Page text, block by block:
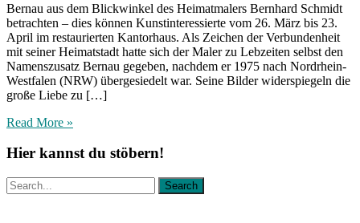
Bernau aus dem Blickwinkel des Heimatmalers Bernhard Schmidt
betrachten – dies können Kunstinteressierte vom 26. März bis 23.
April im restaurierten Kantorhaus. Als Zeichen der Verbundenheit
mit seiner Heimatstadt hatte sich der Maler zu Lebzeiten selbst den
Namenszusatz Bernau gegeben, nachdem er 1975 nach Nordrhein-
Westfalen (NRW) übergesiedelt war. Seine Bilder widerspiegeln die
große Liebe zu […]
Read More »
Hier kannst du stöbern!